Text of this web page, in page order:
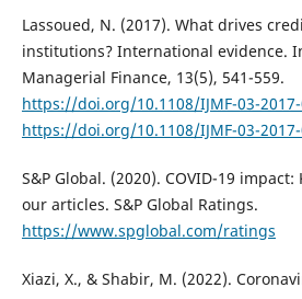
Lassoued, N. (2017). What drives
institutions? International evidence.
Managerial Finance, 13(5), 541-559.
https://doi.org/10.1108/IJMF-03-
https://doi.org/10.1108/IJMF-03-
S&P Global. (2020). COVID-19
our articles. S&P Global Ratings.
https://www.spglobal.com/ratings
Xiazi, X., & Shabir, M. (2022).